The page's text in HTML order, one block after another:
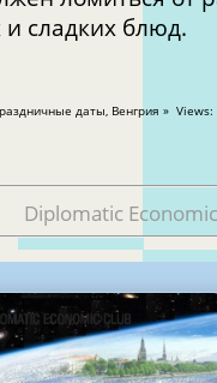
Diplomatic